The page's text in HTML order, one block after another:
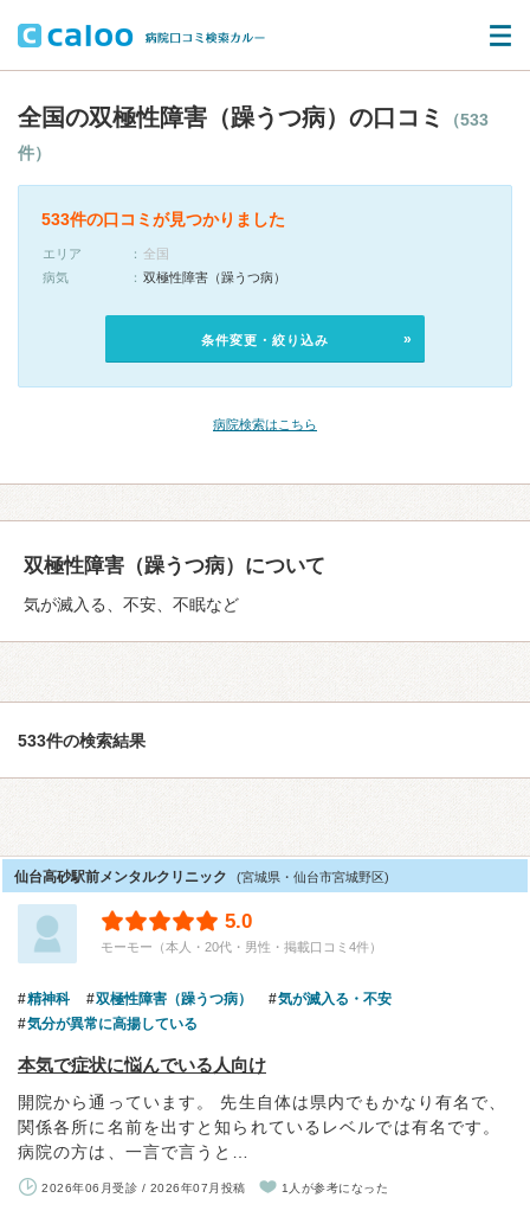
全国の双極性障害（躁うつ病）の口コミ
（533
件）
533件の口コミが見つかりました
エリア
全国
病気
双極性障害（躁うつ病）
条件変更・絞り込み
病院検索はこちら
双極性障害（躁うつ病）について
気が滅入る、不安、不眠など
533件の検索結果
仙台高砂駅前メンタルクリニック (宮城県・仙台市宮城野区)
5.0
モーモー（本人・20代・男性・掲載口コミ4件）
精神科 双極性障害（躁うつ病）
気が滅入る・不安
気分が異常に高揚している
本気で症状に悩んでいる人向け
開院から通っています。 先生自体は県内でもかなり有名で、
関係各所に名前を出すと知られているレベルでは有名です。
病院の方は、一言で言うと…
2026年06月受診 / 2026年07月投稿 1人が参考になった